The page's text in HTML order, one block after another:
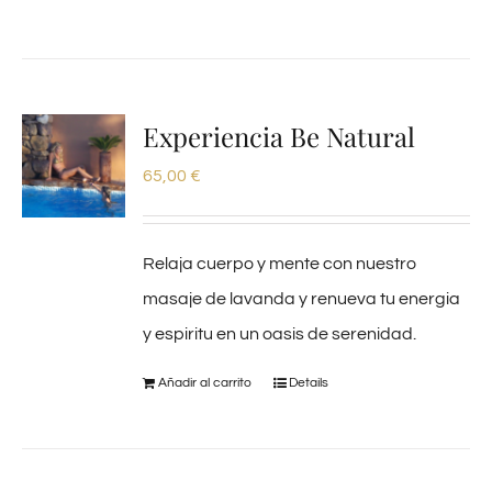
Experiencia Be Natural
65,00 €
Relaja cuerpo y mente con nuestro
masaje de lavanda y renueva tu energia
y espiritu en un oasis de serenidad.
Añadir al carrito Details